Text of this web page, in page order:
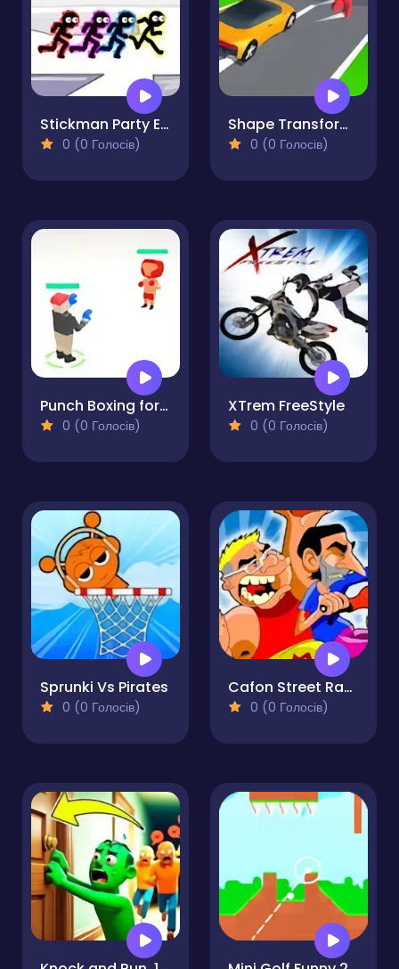
Stickman Party Electric
0 (0 Голосів)
Shape Transform Shifting Rush
0 (0 Голосів)
Punch Boxing for Dummy
0 (0 Голосів)
XTrem FreeStyle
0 (0 Голосів)
Sprunki Vs Pirates
0 (0 Голосів)
Cafon Street Racing
0 (0 Голосів)